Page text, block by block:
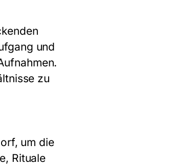
und
zu
um die
Rituale